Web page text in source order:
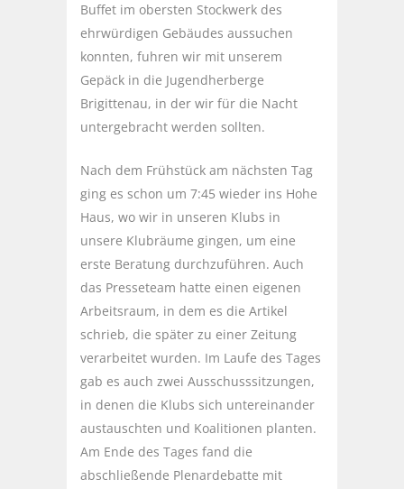
Buffet im obersten Stockwerk des
ehrwürdigen Gebäudes aussuchen
konnten, fuhren wir mit unserem
Gepäck in die Jugendherberge
Brigittenau, in der wir für die Nacht
untergebracht werden sollten.
Nach dem Frühstück am nächsten Tag
ging es schon um 7:45 wieder ins Hohe
Haus, wo wir in unseren Klubs in
unsere Klubräume gingen, um eine
erste Beratung durchzuführen. Auch
das Presseteam hatte einen eigenen
Arbeitsraum, in dem es die Artikel
schrieb, die später zu einer Zeitung
verarbeitet wurden. Im Laufe des Tages
gab es auch zwei Ausschusssitzungen,
in denen die Klubs sich untereinander
austauschten und Koalitionen planten.
Am Ende des Tages fand die
abschließende Plenardebatte mit